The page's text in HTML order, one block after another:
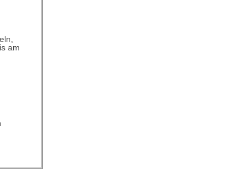
am